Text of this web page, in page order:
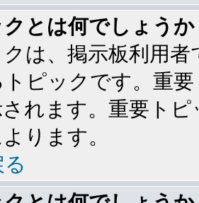
とは何でしょうか
は、掲示板利用
ピックです。重
れます。重要ト
ります。